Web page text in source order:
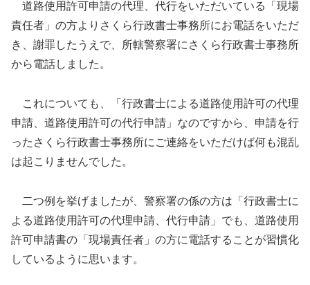
道路使用許可申請の代理、代行をいただいている「現場
責任者」の方よりさくら行政書士事務所にお電話をいただ
き、謝罪したうえで、所轄警察署にさくら行政書士事務所
から電話しました。
これについても、「行政書士による道路使用許可の代理
申請、道路使用許可の代行申請」なのですから、申請を行
ったさくら行政書士事務所にご連絡をいただけば何も混乱
は起こりませんでした。
二つ例を挙げましたが、警察署の係の方は「行政書士に
よる道路使用許可の代理申請、代行申請」でも、道路使用
許可申請書の「現場責任者」の方に電話することが習慣化
しているように思います。